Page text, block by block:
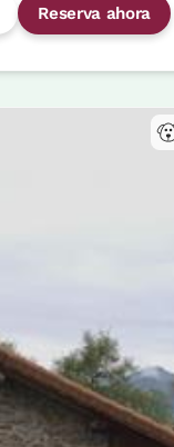
Reserva ahora